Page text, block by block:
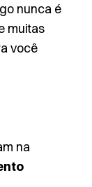
nunca é
muitas
você
na